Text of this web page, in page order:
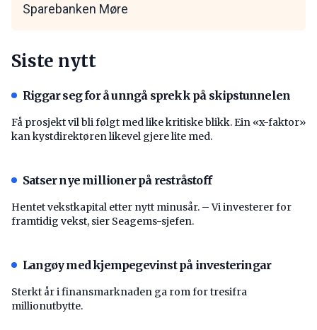
Sparebanken Møre
Siste nytt
Riggar seg for å unngå sprekk på skipstunnelen
Få prosjekt vil bli følgt med like kritiske blikk. Ein «x-faktor»
kan kystdirektøren likevel gjere lite med.
Satser nye millioner på restråstoff
Hentet vekstkapital etter nytt minusår. – Vi investerer for
framtidig vekst, sier Seagems-sjefen.
Langøy med kjempegevinst på investeringar
Sterkt år i finansmarknaden ga rom for tresifra
millionutbytte.